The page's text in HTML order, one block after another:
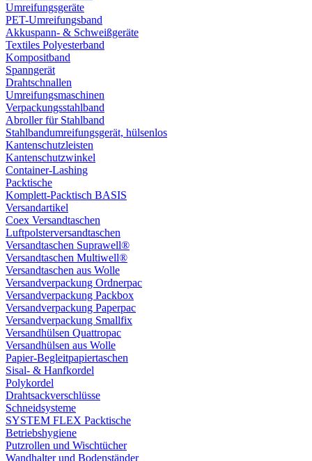
Umreifungsgeräte
PET-Umreifungsband
Akkuspann- & Schweißgeräte
Textiles Polyesterband
Kompositband
Spanngerät
Drahtschnallen
Umreifungsmaschinen
Verpackungsstahlband
Abroller für Stahlband
Stahlbandumreifungsgerät, hülsenlos
Kantenschutzleisten
Kantenschutzwinkel
Container-Lashing
Packtische
Komplett-Packtisch BASIS
Versandartikel
Coex Versandtaschen
Luftpolsterversandtaschen
Versandtaschen Suprawell®
Versandtaschen Multiwell®
Versandtaschen aus Wolle
Versandverpackung Ordnerpac
Versandverpackung Packbox
Versandverpackung Paperpac
Versandverpackung Smallfix
Versandhülsen Quattropac
Versandhülsen aus Wolle
Papier-Begleitpapiertaschen
Sisal- & Hanfkordel
Polykordel
Drahtsackverschlüsse
Schneidsysteme
SYSTEM FLEX Packtische
Betriebshygiene
Putzrollen und Wischtücher
Wandhalter und Bodenständer